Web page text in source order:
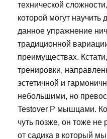
технической
которой могут научить
данное упражнение
традиционной
преимуществах.
тренировки,
эстетичной и
небольшими, но
Testover P мышцами.
чуть позже, он тоже
от садика в который